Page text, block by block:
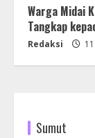
Warga Midai
Tangkap
Redaksi
Sumut